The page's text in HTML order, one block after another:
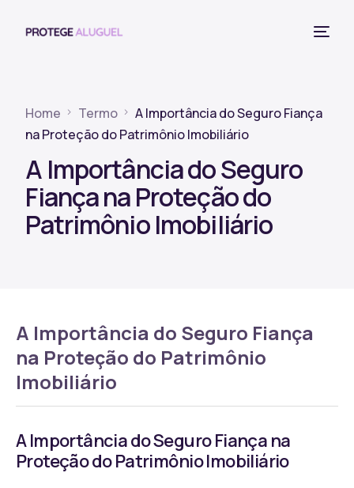
Home Termo
A Importância do Seguro Fiança
na Proteção do Patrimônio Imobiliário
A Importância do Seguro
Fiança na Proteção do
Patrimônio Imobiliário
A Importância do Seguro Fiança
na Proteção do Patrimônio
Imobiliário
A Importância do Seguro Fiança na
Proteção do Patrimônio Imobiliário